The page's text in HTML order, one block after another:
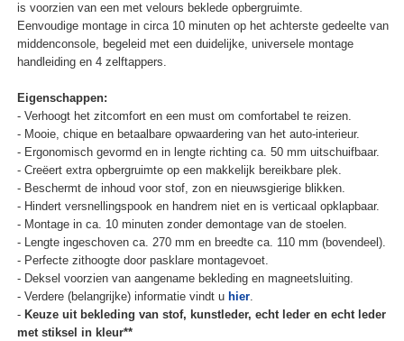
is voorzien van een met velours beklede opbergruimte.
Eenvoudige montage in circa 10 minuten op het achterste gedeelte van
middenconsole, begeleid met een duidelijke, universele montage
handleiding en 4 zelftappers.
Eigenschappen:
- Verhoogt het zitcomfort en een must om comfortabel te reizen.
- Mooie, chique en betaalbare opwaardering van het auto-interieur.
- Ergonomisch gevormd en in lengte richting ca. 50 mm uitschuifbaar.
- Creëert extra opbergruimte op een makkelijk bereikbare plek.
- Beschermt de inhoud voor stof, zon en nieuwsgierige blikken.
- Hindert versnellingspook en handrem niet en is verticaal opklapbaar.
- Montage in ca. 10 minuten zonder demontage van de stoelen.
- Lengte ingeschoven ca. 270 mm en breedte ca. 110 mm (bovendeel).
- Perfecte zithoogte door pasklare montagevoet.
- Deksel voorzien van aangename bekleding en magneetsluiting.
- Verdere (belangrijke) informatie vindt u hier.
- Keuze uit bekleding van stof, kunstleder, echt leder en echt leder
met stiksel in kleur**